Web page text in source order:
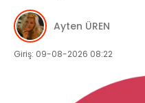
Ayten ÜREN
Giriş: 09-08-2026 08:22